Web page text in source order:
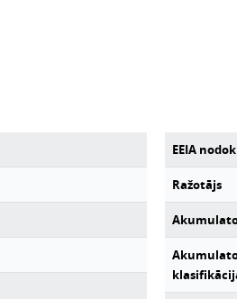
EEIA
Ražotājs